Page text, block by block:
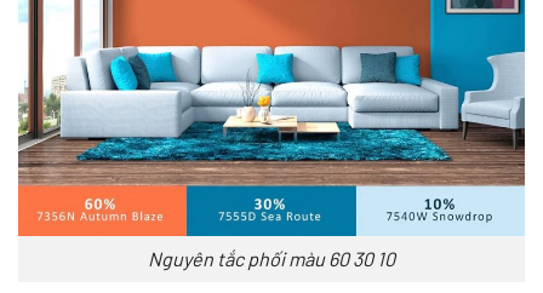
Nguyên tắc phối màu 60 30 10